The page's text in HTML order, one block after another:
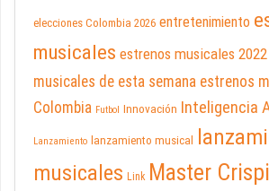
elecciones Colombia 2026 entretenimiento
musicales estrenos musicales 2022
musicales de esta semana estrenos
Colombia Futbol Innovación Inteligencia
Lanzamiento lanzamiento musical
musicales Link Master Crispi